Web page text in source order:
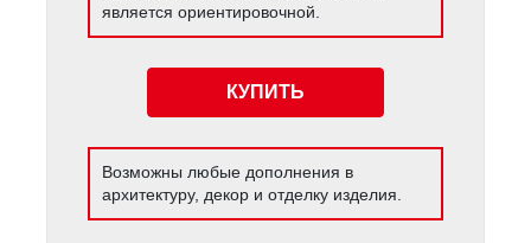
является ориентировочной.
КУПИТЬ
Возможны любые дополнения в
архитектуру, декор и отделку изделия.